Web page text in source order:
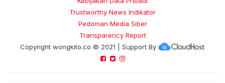
Trustworthy News Indikator
Pedoman Media Siber
Transparency Report
Copyright wongkito.co © 2021 | Support By